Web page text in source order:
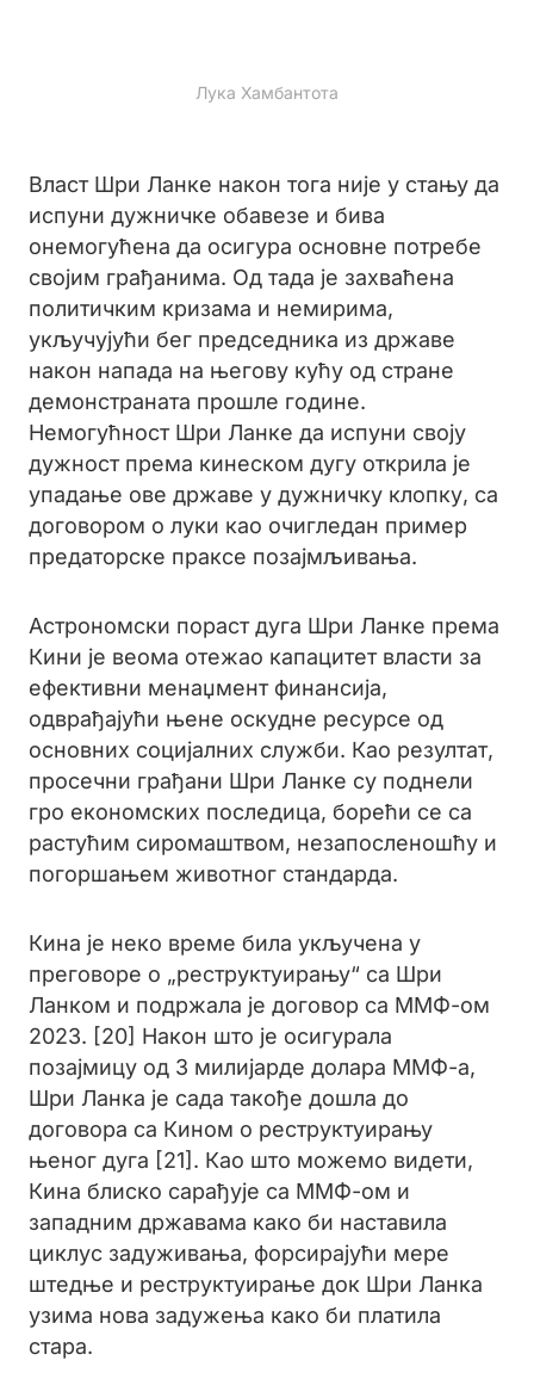
Лука Хамбантота
Власт Шри Ланке након тога није у стању да
испуни дужничке обавезе и бива
онемогућена да осигура основне потребе
својим грађанима. Од тада је захваћена
политичким кризама и немирима,
укључујући бег председника из државе
након напада на његову кућу од стране
демонстраната прошле године.
Немогућност Шри Ланке да испуни своју
дужност према кинеском дугу открила је
упадање ове државе у дужничку клопку, са
договором о луки као очигледан пример
предаторске праксе позајмљивања.
Астрономски пораст дуга Шри Ланке према
Кини је веома отежао капацитет власти за
ефективни менаџмент финансија,
одврађајући њене оскудне ресурсе од
основних социјалних служби. Као резултат,
просечни грађани Шри Ланке су поднели
гро економских последица, борећи се са
растућим сиромаштвом, незапосленошћу и
погоршањем животног стандарда.
Кина је неко време била укључена у
преговоре о „реструктуирању“ са Шри
Ланком и подржала је договор са ММФ-ом
2023. [20] Након што је осигурала
позајмицу од 3 милијарде долара ММФ-а,
Шри Ланка је сада такође дошла до
договора са Кином о реструктуирању
њеног дуга [21]. Као што можемо видети,
Кина блиско сарађује са ММФ-ом и
западним државама како би наставила
циклус задуживања, форсирајући мере
штедње и реструктуирање док Шри Ланка
узима нова задужења како би платила
стара.